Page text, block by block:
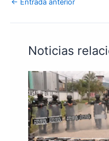
← Entrada anterior
Noticias